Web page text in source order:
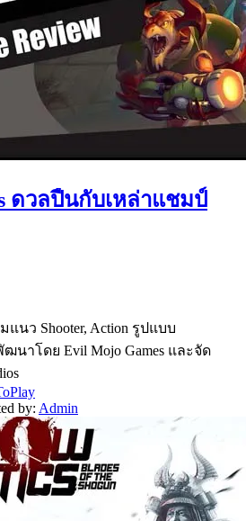
ดวลปืนกับเหล่าแชมป์
แนว Shooter, Action รูปแบบ
ฒนาโดย Evil Mojo Games และจัด
by: Admin